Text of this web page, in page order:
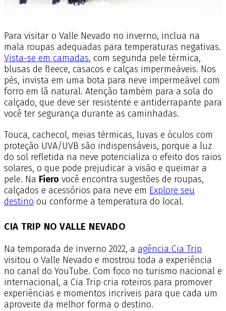
Para visitar o Valle Nevado no inverno, inclua na
mala roupas adequadas para temperaturas negativas.
Vista-se em camadas, com segunda pele térmica,
blusas de fleece, casacos e calças impermeáveis. Nos
pés, invista em uma bota para neve impermeável com
forro em lã natural. Atenção também para a sola do
calçado, que deve ser resistente e antiderrapante para
você ter segurança durante as caminhadas.
Touca, cachecol, meias térmicas, luvas e óculos com
proteção UVA/UVB são indispensáveis, porque a luz
do sol refletida na neve potencializa o efeito dos raios
solares, o que pode prejudicar a visão e queimar a
pele. Na Fiero você encontra sugestões de roupas,
calçados e acessórios para neve em Explore seu
destino ou conforme a temperatura do local.
CIA TRIP NO VALLE NEVADO
Na temporada de inverno 2022, a agência Cia Trip
visitou o Valle Nevado e mostrou toda a experiência
no canal do YouTube. Com foco no turismo nacional e
internacional, a Cia Trip cria roteiros para promover
experiências e momentos incríveis para que cada um
aproveite da melhor forma o destino.